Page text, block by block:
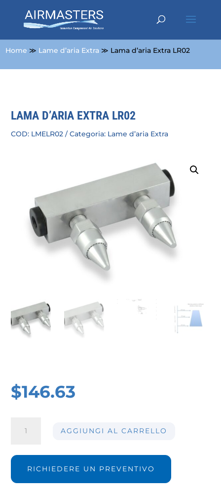
Home ≫ Lame d’aria Extra ≫ Lama d’aria Extra LR02
LAMA D’ARIA EXTRA LR02
COD: LMELR02 Categoria: Lame d’aria Extra
$146.63
d'aria
LR02
quantità
AGGIUNGI AL CARRELLO
RICHIEDERE UN PREVENTIVO